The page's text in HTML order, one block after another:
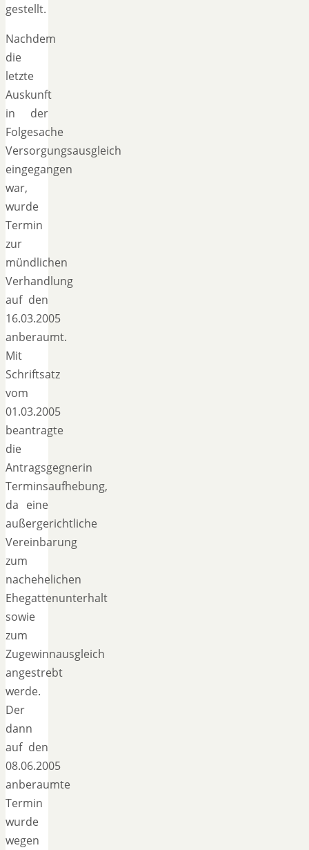
gestellt.
Nachdem
die
letzte
Auskunft
in der
Folgesache
Versorgungsausgleich
eingegangen
war,
wurde
Termin
zur
mündlichen
Verhandlung
auf den
16.03.2005
anberaumt.
Mit
Schriftsatz
vom
01.03.2005
beantragte
die
Antragsgegnerin
Terminsaufhebung,
da eine
außergerichtliche
Vereinbarung
zum
nachehelichen
Ehegattenunterhalt
sowie
zum
Zugewinnausgleich
angestrebt
werde.
Der
dann
auf den
08.06.2005
anberaumte
Termin
wurde
wegen